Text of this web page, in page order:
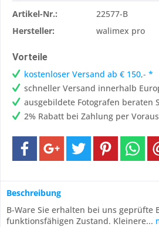
Artikel-Nr.:
22577-B
Hersteller:
walimex pro
Vorteile
kostenloser Versand ab € 150,- *
schneller Versand innerhalb
ausgebildete Fotografen beraten
2% Rabatt bei Zahlung per
Beschreibung
B-Ware Sie erhalten bei uns geprüfte
funktionsfähigen Zustand. Kleinere...